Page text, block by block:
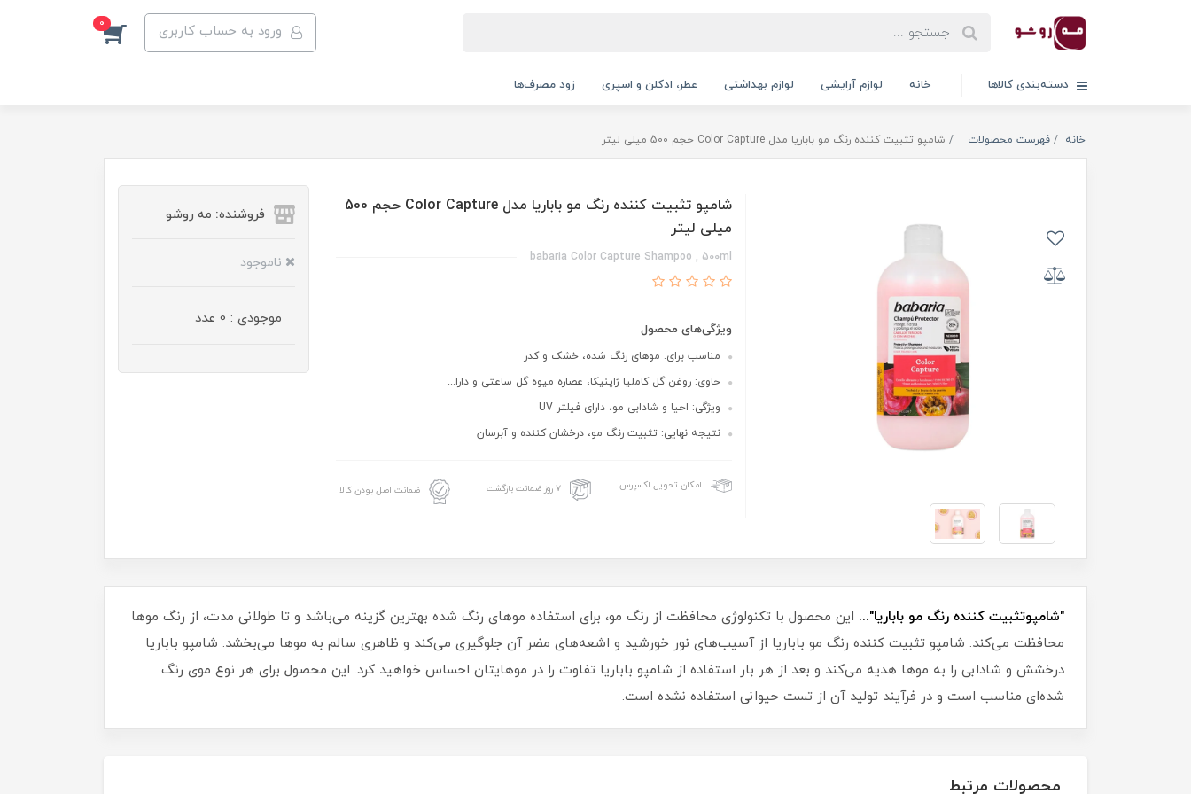
ورود به حساب کاربری 0
دسته‌بندی کالاها خانه لوازم آرایشی لوازم بهداشتی عطر، ادکلن و اسپری زود مصرف‌ها
خانه فهرست محصولات شامپو تثبیت کننده رنگ مو باباریا مدل Color Capture حجم 500 میلی لیتر
شامپو تثبیت کننده رنگ مو باباریا مدل Color Capture حجم 500
میلی لیتر
babaria Color Capture Shampoo , 500ml
ویژگی‌های محصول
مناسب برای: موهای رنگ شده، خشک و کدر
حاوی: روغن گل کاملیا ژاپنیکا، عصاره میوه گل ساعتی و دارا...
ویژگی: احیا و شادابی مو، دارای فیلتر UV
نتیجه نهایی: تثبیت رنگ مو، درخشان کننده و آبرسان
امکان تحویل اکسپرس ۷ روز ضمانت بازگشت ضمانت اصل بودن کالا
فروشنده: مه رو‌شو
ناموجود
موجودی : 0 عدد
"شامپوتثبیت کننده رنگ مو باباریا"... این محصول با تکنولوژی محافظت از رنگ مو، برای استفاده موهای رنگ شده بهترین گزینه می‌باشد و تا طولانی مدت، از رنگ موها
محافظت می‌کند. شامپو تثبیت کننده رنگ مو باباریا از آسیب‌های نور خورشید و اشعه‌های مضر آن جلوگیری می‌کند و ظاهری سالم به موها می‌بخشد. شامپو باباریا
درخشش و شادابی را به موها هدیه می‌کند و بعد از هر بار استفاده از شامپو باباریا تفاوت را در موهایتان احساس خواهید کرد. این محصول برای هر نوع موی رنگ
شده‌ای مناسب است و در فرآیند تولید آن از تست حیوانی استفاده نشده است.
محصولات مرتبط